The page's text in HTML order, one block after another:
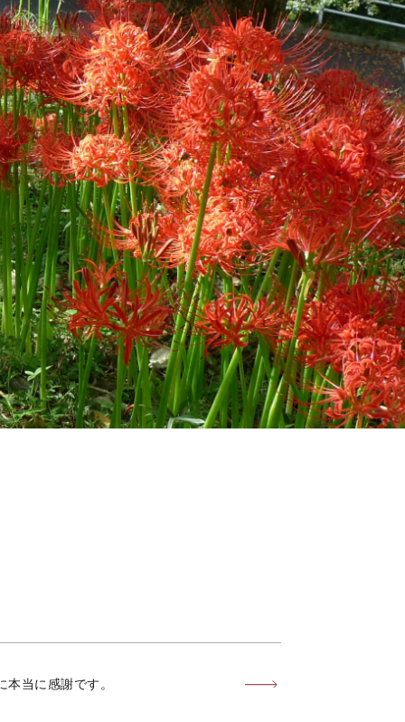
当に感謝です。